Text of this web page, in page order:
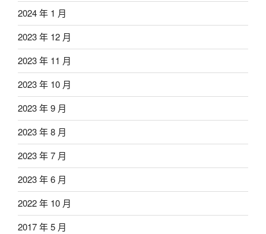
2024 年 1 月
2023 年 12 月
2023 年 11 月
2023 年 10 月
2023 年 9 月
2023 年 8 月
2023 年 7 月
2023 年 6 月
2022 年 10 月
2017 年 5 月